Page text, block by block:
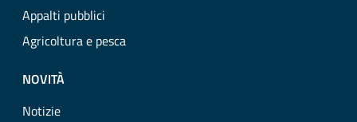
Appalti pubblici
Agricoltura e pesca
NOVITÀ
Notizie